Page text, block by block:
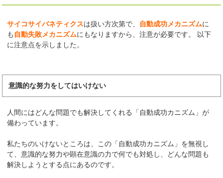
サイコサイバネティクスは扱い方次第で、 自動成功メカニズムに
も 自動失敗メカニズムにもなりますから、注意が必要です。 以下
に注意点を示しました。
意識的な努力をしてはいけない
人間にはどんな問題でも解決してくれる「自動成功カニズム」が
備わっています。
私たちのいけないところは、この「自動成功カニズム」を無視し
て、意識的な努力や顕在意識の力で何でも対処し、どんな問題も
解決しようとする点にあるのです。